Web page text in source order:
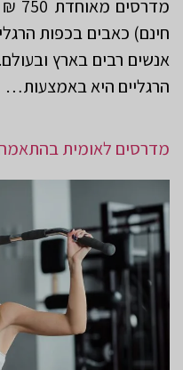
חינם) כאבים בכפות
אנשים רבים בארץ
הרגליים היא באמצעות…
מדרסים לאומית